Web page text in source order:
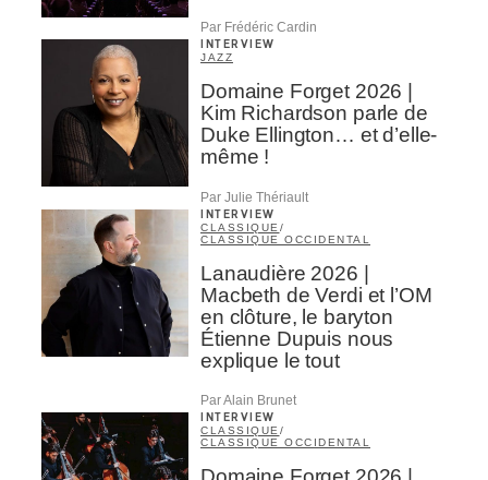
Par Frédéric Cardin
INTERVIEW
JAZZ
Domaine Forget 2026 |
Kim Richardson parle de
Duke Ellington… et d’elle-
même !
Par Julie Thériault
INTERVIEW
CLASSIQUE /
CLASSIQUE OCCIDENTAL
Lanaudière 2026 |
Macbeth de Verdi et l’OM
en clôture, le baryton
Étienne Dupuis nous
explique le tout
Par Alain Brunet
INTERVIEW
CLASSIQUE /
CLASSIQUE OCCIDENTAL